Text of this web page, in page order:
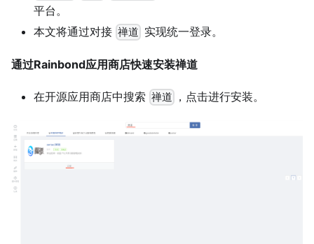
平台。
本文将通过对接 禅道 实现统一登录。
通过Rainbond应用商店快速安装禅道
在开源应用商店中搜索 禅道 ，点击进行安装。